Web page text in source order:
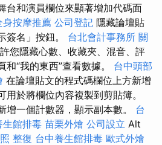
台和演員欄位來顯著增加代碼面
身按摩推薦 公司登記 隱藏論壇貼
簽名」按鈕。 台北會計事務所 關
您隱藏心數、收藏夾、混音、評
“我的東西”查看數據。 台中頭部
在論壇貼文的程式碼欄位上方新增
用於將欄位內容複製到剪貼簿。
增一個計數器，顯示副本數。 台
生館排毒 苗栗外燴 公司設立 Alt
整復 台中養生館排毒 歐式外燴